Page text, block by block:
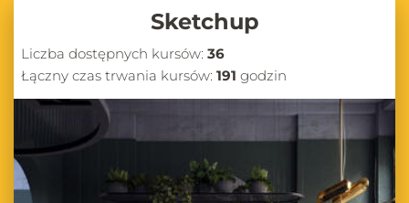
Sketchup
Liczba dostępnych kursów: 36
Łączny czas trwania kursów: 191 godzin